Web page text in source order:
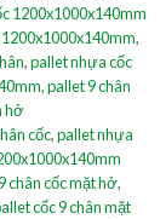
1200x1000x140mm
,
,pallet nhựa cốc
,pallet 9 chân
hở
cốc,pallet nhựa
chân cốc mặt hở,
cốc 9 chân mặt